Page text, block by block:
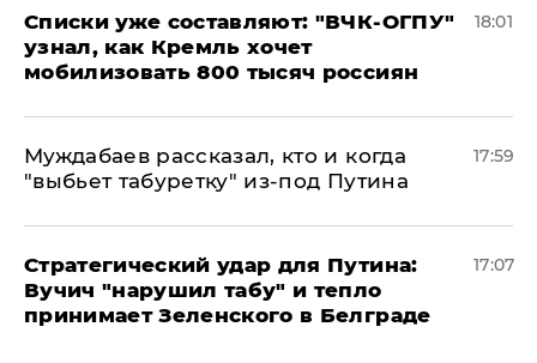
Списки уже составляют: "ВЧК-ОГПУ"
узнал, как Кремль хочет
мобилизовать 800 тысяч россиян
18:01
Муждабаев рассказал, кто и когда
"выбьет табуретку" из-под Путина
17:59
Стратегический удар для Путина:
Вучич "нарушил табу" и тепло
принимает Зеленского в Белграде
17:07